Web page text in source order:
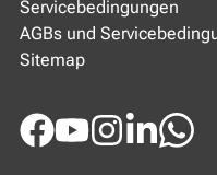
Facebook
YoutubeInstagram
LinkedIn
Servicebedingungen
AGBs und
Sitemap